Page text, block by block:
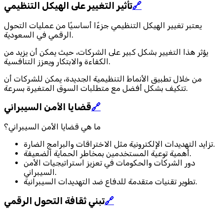
تأثير التغيير على الهيكل التنظيمي🔗
يعتبر تغيير الهيكل التنظيمي جزءًا أساسيًا من عمليات التحول
الرقمي في السعودية.
يؤثر هذا التغيير بشكل كبير على الشركات، حيث يمكن أن يزيد من
الكفاءة والابتكار ويعزز التنافسية.
من خلال تطبيق الأنماط التنظيمية الجديدة، يمكن للشركات أن
تتكيف بشكل أفضل مع متطلبات السوق المتغيرة بسرعة.
قضايا الأمن السيبراني🔗
ما هي قضايا الأمن السيبراني؟
تزايد التهديدات الإلكترونية مثل الاختراقات والبرامج الضارة.
أهمية توعية المستخدمين بمخاطر الحماية الضعيفة.
دور الشركات والحكومات في تعزيز استراتيجيات الأمن
السيبراني.
تطوير تقنيات متقدمة للدفاع ضد التهديدات السيبرانية.
تبني ثقافة التحول الرقمي🔗